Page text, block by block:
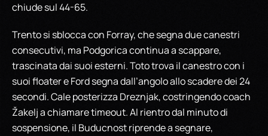
chiude sul 44-65.
Trento si sblocca con Forray, che segna due canestri
consecutivi, ma Podgorica continua a scappare,
trascinata dai suoi esterni. Toto trova il canestro con i
suoi floater e Ford segna dall’angolo allo scadere dei 24
secondi. Cale posterizza Dreznjak, costringendo coach
Žakelj a chiamare timeout. Al rientro dal minuto di
sospensione, il Buducnost riprende a segnare,